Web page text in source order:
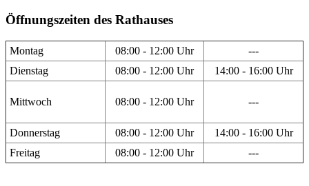
Öffnungszeiten des Rathauses
Montag 08:00 - 12:00 Uhr
---
Dienstag
08:00 - 12:00 Uhr 14:00 - 16:00 Uhr
Mittwoch 08:00 - 12:00 Uhr ---
Donnerstag 08:00 - 12:00 Uhr
14:00 - 16:00 Uhr
Freitag
08:00 - 12:00 Uhr ---